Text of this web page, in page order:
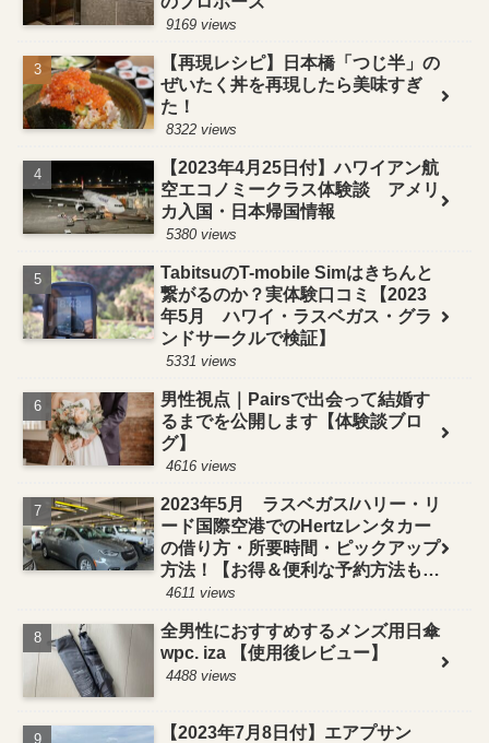
9169 views
【再現レシピ】日本橋「つじ半」の
ぜいたく丼を再現したら美味すぎ
た！
8322 views
【2023年4月25日付】ハワイアン航
空エコノミークラス体験談 アメリ
カ入国・日本帰国情報
5380 views
TabitsuのT-mobile Simはきちんと
繋がるのか？実体験口コミ【2023
年5月 ハワイ・ラスベガス・グラ
ンドサークルで検証】
5331 views
男性視点｜Pairsで出会って結婚す
るまでを公開します【体験談ブロ
グ】
4616 views
2023年5月 ラスベガス/ハリー・リ
ード国際空港でのHertzレンタカー
の借り方・所要時間・ピックアップ
方法！【お得＆便利な予約方法も紹
介】
4611 views
全男性におすすめするメンズ用日傘
wpc. iza 【使用後レビュー】
4488 views
【2023年7月8日付】エアプサン